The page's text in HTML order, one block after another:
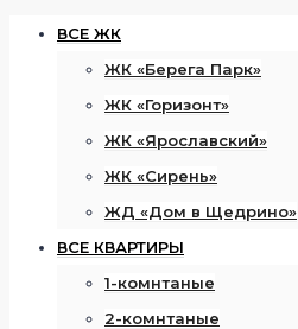
ВСЕ ЖК
ЖК «Берега Парк»
ЖК «Горизонт»
ЖК «Ярославский»
ЖК «Сирень»
ЖД «Дом в Щедрино»
ВСЕ КВАРТИРЫ
1-комнтаные
2-комнтаные